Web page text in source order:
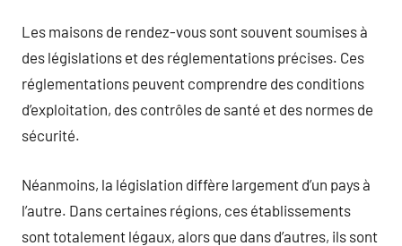
Les maisons de rendez-vous sont souvent soumises à
des législations et des réglementations précises. Ces
réglementations peuvent comprendre des conditions
d’exploitation, des contrôles de santé et des normes de
sécurité.
Néanmoins, la législation diffère largement d’un pays à
l’autre. Dans certaines régions, ces établissements
sont totalement légaux, alors que dans d’autres, ils sont